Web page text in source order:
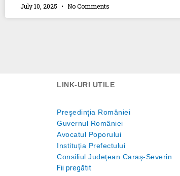
July 10, 2025 No Comments
LINK-URI UTILE
Preşedinţia României
Guvernul României
Avocatul Poporului
Instituţia Prefectului
Consiliul Judeţean Caraş-Severin
Fii pregătit